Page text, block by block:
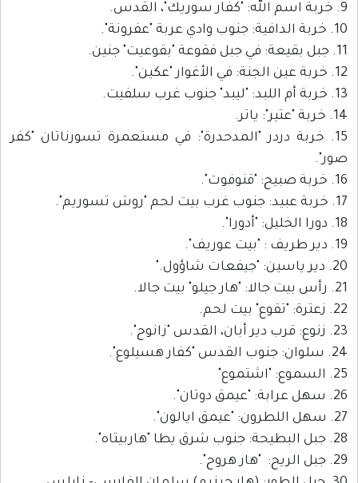
9. خربة اسم الله: "كفار سوريك"، القدس.
10. خربة الدافية: جنوب وادي عربة "عفرونة".
11. جبل بقيعة: في جبل فقوعة "بقوعيت" جنين.
12. خربة عين الجنة: في الأغوار "عكين".
13. خربة أم اللبد: "ليبد" جنوب غرب سلفيت.
14. خربة "عتير": ياتر.
15. خربة دردر "المدحدرة": في مستعمرة تسورناتان "كفر
صور".
16. خربة صبيح: "قنوفوت".
17. خربة عبيد: جنوب غرب بيت لحم "روش تسوريم".
18. دورا الخليل: "أدورا".
19. دير طريف : "بيت عوريف".
20. دير ياسين: "جيفعات شاؤول."
21. رأس بيت جالا: "هار جيلو" بيت جالا.
22. زعترة: "تقوع" بيت لحم.
23. زنوع: قرب دير أبان، القدس "زانوح".
24. سلوان: جنوب القدس "كفار هسيلوع".
25. السموع: "اشتموع"
26. سهل عرابة: "عيمق دوتان".
27. سهل اللطرون: "عيمق ايالون".
28. جبل البطيحة: جنوب شرق يطا "هاربيتاه".
29. جبل الريح: "هار هروح".